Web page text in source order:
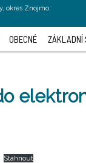
okres Znojmo,
OBECNÉ ZÁKLADNÍ
Stáhnout